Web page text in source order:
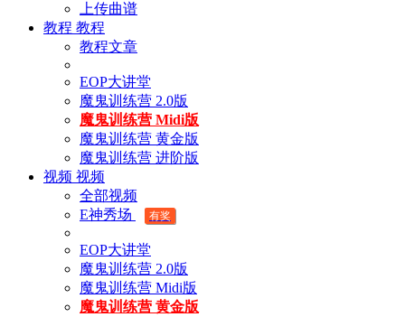
上传曲谱
教程 教程
教程文章
EOP大讲堂
魔鬼训练营 2.0版
魔鬼训练营 Midi版
魔鬼训练营 黄金版
魔鬼训练营 进阶版
视频 视频
全部视频
E神秀场
有奖
EOP大讲堂
魔鬼训练营 2.0版
魔鬼训练营 Midi版
魔鬼训练营 黄金版